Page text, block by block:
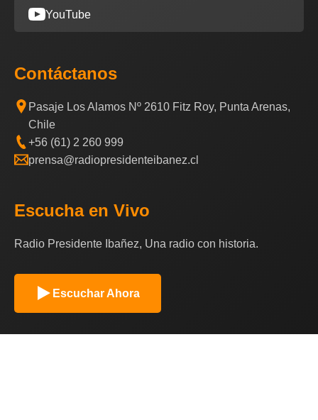
YouTube
Contáctanos
Pasaje Los Alamos Nº 2610 Fitz Roy, Punta Arenas,
Chile
+56 (61) 2 260 999
prensa@radiopresidenteibanez.cl
Escucha en Vivo
Radio Presidente Ibañez, Una radio con historia.
Escuchar Ahora